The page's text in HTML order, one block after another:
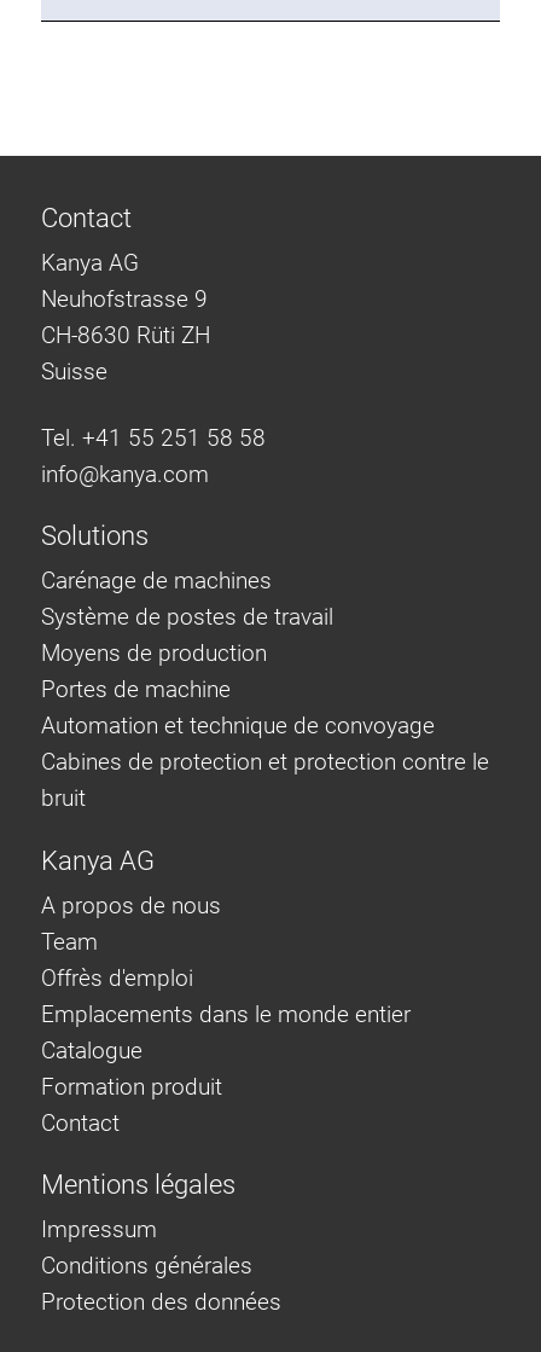
Contact
Kanya AG
Neuhofstrasse 9
CH-8630 Rüti ZH
Suisse
Tel. +41 55 251 58 58
info@kanya.com
Solutions
Carénage de machines
Système de postes de travail
Moyens de production
Portes de machine
Automation et technique de convoyage
Cabines de protection et protection contre le
bruit
Kanya AG
A propos de nous
Team
Offrès d'emploi
Emplacements dans le monde entier
Catalogue
Formation produit
Contact
Mentions légales
Impressum
Conditions générales
Protection des données